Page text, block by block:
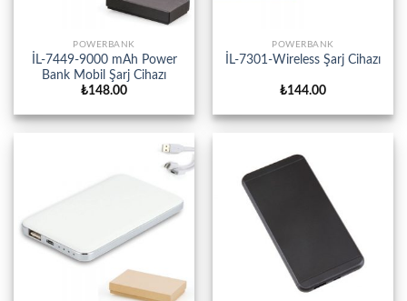
POWERBANK
İL-7449-9000 mAh Power
Bank Mobil Şarj Cihazı
₺148.00
POWERBANK
İL-7301-Wireless Şarj Cihazı
₺144.00